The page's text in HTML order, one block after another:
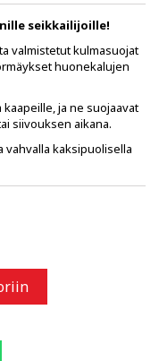
seikkailijoille!
valmistetut kulmasuojat
huonekalujen
ja ne suojaavat
siivouksen aikana.
vahvalla kaksipuolisella